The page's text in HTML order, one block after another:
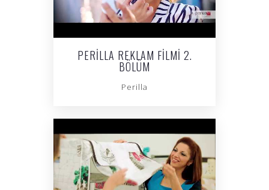
PERILLA REKLAM FILMI 2.
BÖLÜM
Perilla